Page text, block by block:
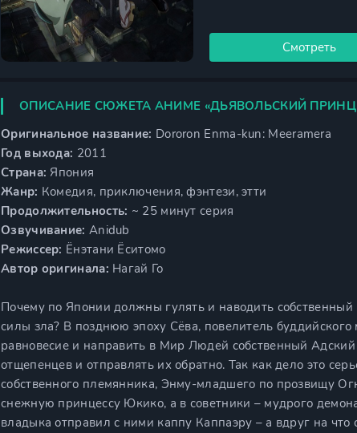
Смотреть
ОПИСАНИЕ СЮЖЕТА АНИМЕ «ДЬЯВОЛЬСКИЙ
Оригинальное название: Dororon Enma-kun: Meeramera
Год выхода: 2011
Страна: Япония
Жанр: Комедия, приключения, фэнтези, этти
Продолжительность: ~ 25 минут серия
Озвучивание: Anidub
Режиссер: Ёнэтани Ёситомо
Автор оригинала: Нагай Го
Почему по Японии должны гулять и наводить собственный
силы зла? В позднюю эпоху Сёва, повелитель
равновесие и направить в Мир Людей собственный
отщепенцев и отправлять их обратно. Так как дело это
собственного племянника, Энму-младшего по прозвищу
снежную принцессу Юкико, а в советники – мудрого
владыка отправил с ними каппу Каппаэру – а вдруг на что